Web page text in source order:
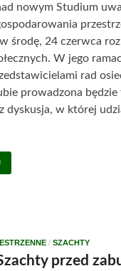
nowym Studium
środę, 24 czerwca
W jego
rad
prowadzona
dyskusja, w której
/ SZACHTY
przed